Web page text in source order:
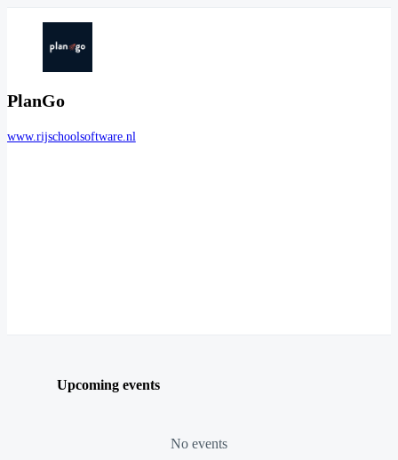
PlanGo
www.rijschoolsoftware.nl
Upcoming events
No events